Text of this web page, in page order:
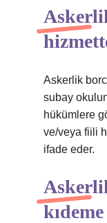
Askerlik
subay
hükümlere
ve/veya fiili
ifade eder.
kıdeme